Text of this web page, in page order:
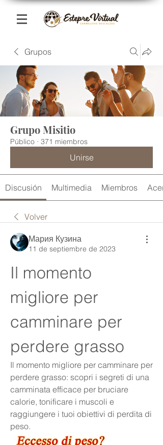
Grupos
Grupo Misitio
Público · 371 miembros
Unirse
Discusión Multimedia Miembros
Volver
Мария Кузина
11 de septiembre de 2023
Il momento
migliore per
camminare per
perdere grasso
Il momento migliore per camminare per
perdere grasso: scopri i segreti di una
camminata efficace per bruciare
calorie, tonificare i muscoli e
raggiungere i tuoi obiettivi di perdita di
peso.